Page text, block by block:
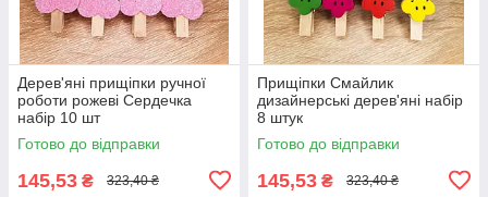
Дерев'яні прищіпки ручної
роботи рожеві Сердечка
набір 10 шт
Готово до відправки
145,53 ₴ 323,40 ₴
Прищіпки Смайлик
дизайнерські дерев'яні набір
8 штук
Готово до відправки
145,53 ₴ 323,40 ₴